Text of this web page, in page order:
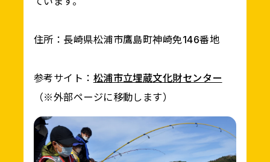
住所：長崎県松浦市鷹島町神崎免146番地
参考サイト： 松浦市立埋蔵文化財センター
（※外部ページに移動します）